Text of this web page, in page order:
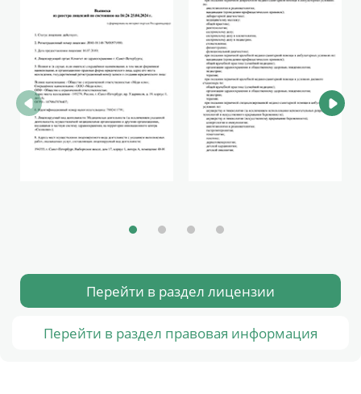
Перейти в раздел лицензии
Перейти в раздел правовая информация